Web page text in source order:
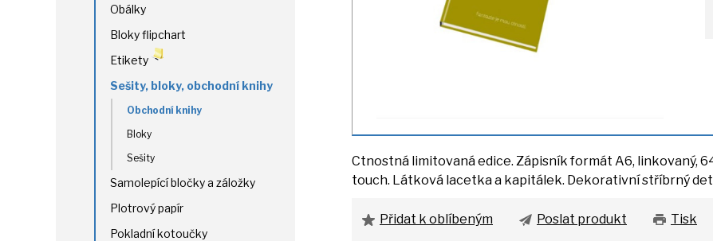
Ctnostná limitovaná edice. Zápisník formát A6, linkovaný,
touch. Látková lacetkaa kapitálek. Dekorativní stříbrný
Přidat k oblíbeným Poslat produkt Tisk
Obálky
Bloky flipchart
Etikety
Sešity, bloky, obchodní knihy
Obchodní knihy
Bloky
Sešity
Samolepící bločky a záložky
Plotrový papír
Pokladní kotoučky